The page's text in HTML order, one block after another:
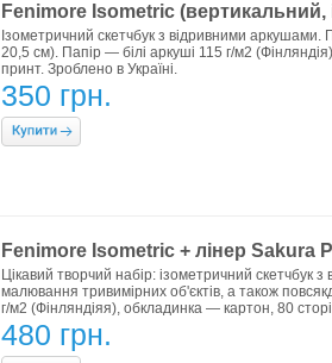
Fenimore Isometric (вертикальний,
Ізометричний скетчбук з відривними
20,5 см). Папір — білі аркуші 115 г/м2
принт. Зроблено в Україні.
350 грн.
Fenimore Isometric + лінер Sakura
Цікавий творчий набір: ізометричний
малювання тривимірних об'єктів, а також
г/м2 (Фінляндіяя), обкладинка — картон, 80
480 грн.